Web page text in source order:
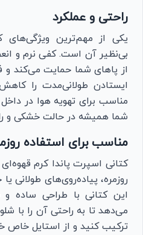
راحتی و عملکرد
یکی از مهم‌ترین ویژگی‌های
بی‌نظیر آن است. کفی نرم و
از پاهای شما حمایت می‌کند و
ایستادن طولانی‌مدت را
مناسب برای تهویه هوا در
شما همیشه در حالت خشکی و
مناسب برای استفاده
کتانی اسپرت پاندا کرم
روزمره، پیاده‌روی‌های
این کتانی با طراحی ساده
می‌دهد تا به راحتی آن را با
ترکیب کنید و از استایل خاص